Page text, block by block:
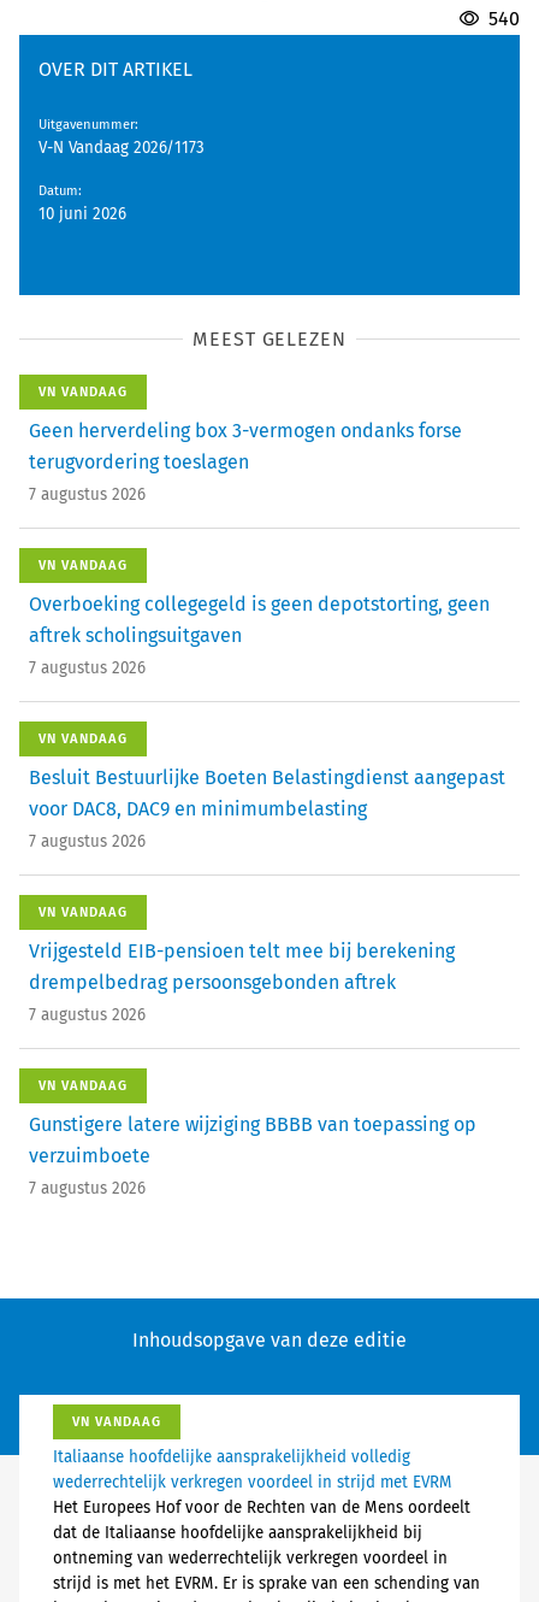
540
OVER DIT ARTIKEL
Uitgavenummer:
V-N Vandaag 2026/1173
Datum:
10 juni 2026
MEEST GELEZEN
VN VANDAAG
Geen herverdeling box 3-vermogen ondanks forse
terugvordering toeslagen
7 augustus 2026
VN VANDAAG
Overboeking collegegeld is geen depotstorting, geen
aftrek scholingsuitgaven
7 augustus 2026
VN VANDAAG
Besluit Bestuurlijke Boeten Belastingdienst aangepast
voor DAC8, DAC9 en minimumbelasting
7 augustus 2026
VN VANDAAG
Vrijgesteld EIB-pensioen telt mee bij berekening
drempelbedrag persoonsgebonden aftrek
7 augustus 2026
VN VANDAAG
Gunstigere latere wijziging BBBB van toepassing op
verzuimboete
7 augustus 2026
Inhoudsopgave van deze editie
VN VANDAAG
Italiaanse hoofdelijke aansprakelijkheid volledig
wederrechtelijk verkregen voordeel in strijd met EVRM
Het Europees Hof voor de Rechten van de Mens oordeelt
dat de Italiaanse hoofdelijke aansprakelijkheid bij
ontneming van wederrechtelijk verkregen voordeel in
strijd is met het EVRM. Er is sprake van een schending van